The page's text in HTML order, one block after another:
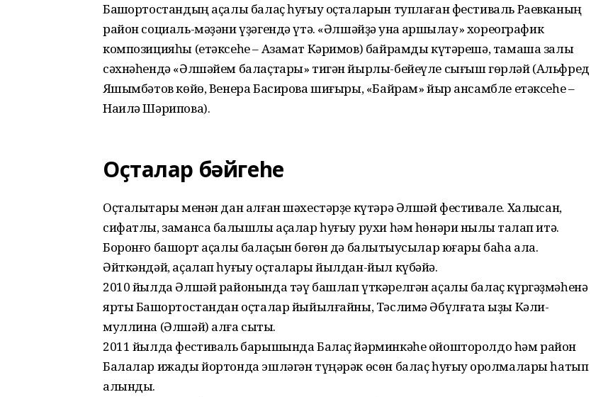
Башҡортостандың аҫалы балаҫ һуғыу оҫталарын туплаған фестиваль Раевканың
район социаль-мәҙәни үҙәгендә үтә. «Әлшәйҙә ҡунаҡ ҡаршылау» хореографик
композицияһы (етәксеһе – Азамат Кәримов) байрамды күтәрешә, тамаша залы
сәхнәһендә «Әлшәйем балаҫтары» тигән йырлы-бейеүле сығыш гөрләй (Альфред
Яҡшым­бәтов көйө, Венера Басирова ши­ғыры, «Байрам» йыр ансамбле етәксеһе –
Наилә Шәрипова).
Оҫталар бәйгеһе
Оҫталыҡтары менән дан алған шәхестәрҙе күтәрә Әлшәй фестивале. Халыҡсан,
сифатлы, заманса балҡышлы аҫалар һуғыу рухи һәм һөнәри ныҡлыҡ талап итә.
Боронғо башҡорт аҫалы балаҫын бөгөн дә балҡытыусылар юғары баһа ала.
Әйткәндәй, аҫалап һуғыу оҫталары йылдан-йыл күбәйә.
2010 йылда Әлшәй районын­да тәү башлап үткәрелгән аҫалы балаҫ күргәҙмәһенә
ярты Баш­ҡортостандан оҫталар йыйылғай­ны, Тәслимә Әбүлғата ҡыҙы Кәли­
муллина (Әлшәй) алға сыҡты.
2011 йылда фестиваль барышында Балаҫ йәрминкәһе ойошторолдо һәм район
Балалар ижады йортонда эшләгән түңәрәк өсөн балаҫ һуғыу ҡоролмалары һатып
алынды.